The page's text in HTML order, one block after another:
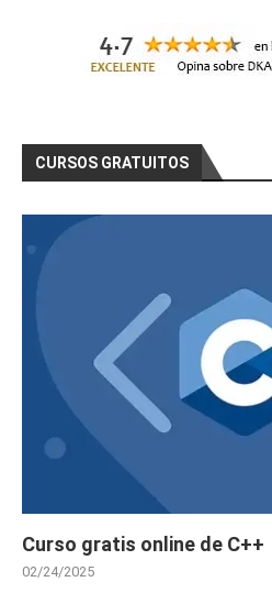
CURSOS GRATUITOS
Curso gratis online de C++
02/24/2025